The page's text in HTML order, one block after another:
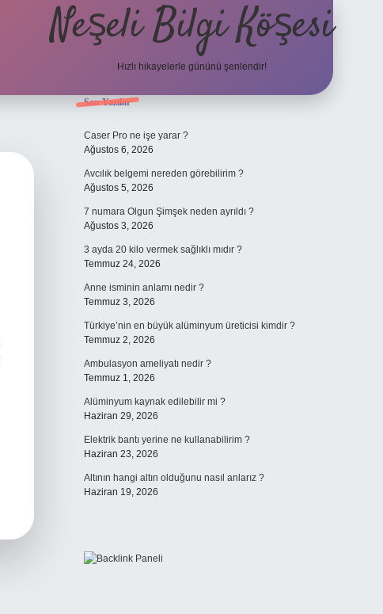
Neşeli Bilgi Köşesi
Hızlı hikayelerle gününü şenlendir!
Sidebar
Son Yazılar
Caser Pro ne işe yarar ?
Ağustos 6, 2026
Avcılık belgemi nereden görebilirim ?
Ağustos 5, 2026
7 numara Olgun Şimşek neden ayrıldı ?
Ağustos 3, 2026
3 ayda 20 kilo vermek sağlıklı mıdır ?
Temmuz 24, 2026
Anne isminin anlamı nedir ?
Temmuz 3, 2026
Türkiye’nin en büyük alüminyum üreticisi kimdir ?
Temmuz 2, 2026
Ambulasyon ameliyatı nedir ?
Temmuz 1, 2026
Alüminyum kaynak edilebilir mi ?
Haziran 29, 2026
Elektrik bantı yerine ne kullanabilirim ?
Haziran 23, 2026
Altının hangi altın olduğunu nasıl anlarız ?
Haziran 19, 2026